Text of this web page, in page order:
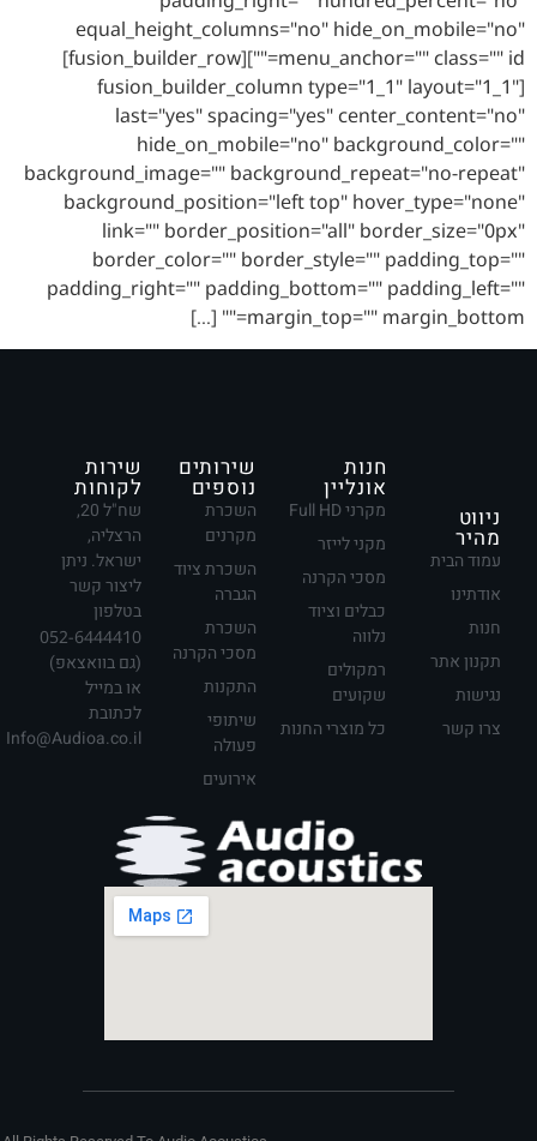
equal_height_columns="no" hide_on_mobile="no"
menu_anchor="" class="" id=""][fusion_builder_row]
[fusion_builder_column type="1_1" layout="1_1"
last="yes" spacing="yes" center_content="no"
hide_on_mobile="no" background_color=""
background_image="" background_repeat="no-repeat"
background_position="left top" hover_type="none"
link="" border_position="all" border_size="0px"
border_color="" border_style="" padding_top=""
padding_right="" padding_bottom="" padding_left=""
margin_top="" margin_bottom="" […]
ניווט
מהיר
עמוד הבית
אודתינו
חנות
תקנון אתר
נגישות
צרו קשר
חנות
אונליין
מקרני Full HD
מקני לייזר
מסכי הקרנה
כבלים וציוד
נלווה
רמקולים
שקועים
כל מוצרי החנות
שירותים
נוספים
השכרת
מקרנים
השכרת ציוד
הגברה
השכרת
מסכי הקרנה
התקנות
שיתופי
פעולה
אירועים
שירות
לקוחות
שח"ל 20,
הרצליה,
ישראל. ניתן
ליצור קשר
בטלפון
052-6444410
(גם בוואצאפ)
או במייל
לכתובת
Info@Audioa.co.il